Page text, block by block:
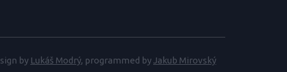
by Lukáš Modrý, programmed byJakub Mirovský